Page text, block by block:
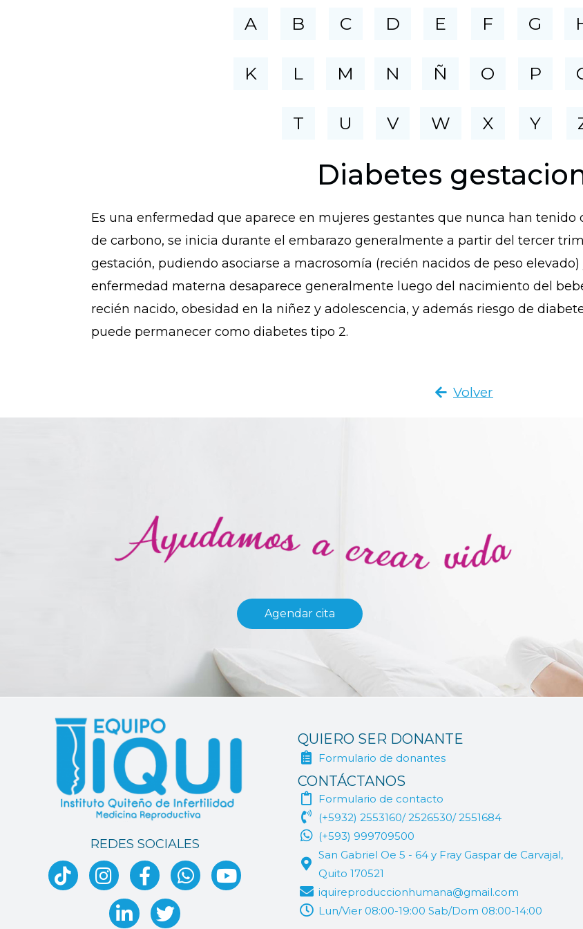
A
K
B
L
T
C
M
U
D
N
V
E
Ñ
W
F
O
X
G
P
Y
Diabetes
Es una enfermedad que aparece en mujeres gestantes que nunca han tenido
de carbono, se inicia durante el embarazo generalmente a partir del tercer
gestación, pudiendo asociarse a macrosomía (recién nacidos de peso
enfermedad materna desaparece generalmente luego del nacimiento del
recién nacido, obesidad en la niñez y adolescencia, y además riesgo de
puede permanecer como diabetes tipo 2.
Volver
Agendar cita
REDES SOCIALES
QUIERO SER DONANTE
Formulario de donantes
CONTÁCTANOS
Formulario de contacto
(+5932) 2553160/ 2526530/ 2551684
(+593) 999709500
San Gabriel Oe 5 - 64 y Fray Gaspar de Carvajal,
Quito 170521
iquireproduccionhumana@gmail.com
Lun/Vier 08:00-19:00 Sab/Dom 08:00-14:00